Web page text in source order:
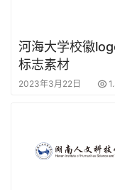
河海大学校徽
标志素材
2023年3月22日